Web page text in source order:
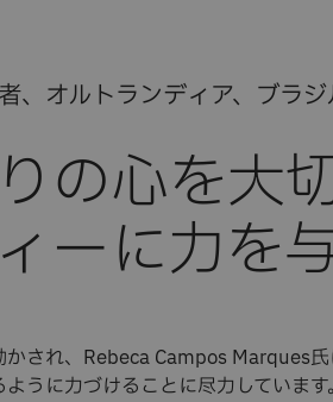
、オルトランディア、ブラジ
の心を大
ーに力を
され、Rebeca Campos Marques
うに力づけることに尽力しています。